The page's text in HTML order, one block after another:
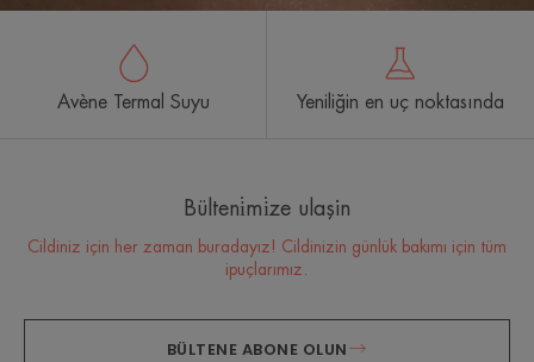
Avène Termal Suyu Yeniliğin en uç noktasında
Bülteni̇mi̇ze ulaşin
Cildiniz için her zaman buradayız! Cildinizin günlük bakımı için tüm
ipuçlarımız.
BÜLTENE ABONE OLUN